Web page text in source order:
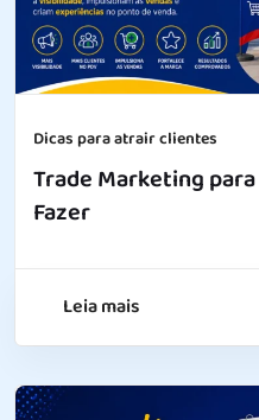
Dicas para atrair clientes
Trade Marketing
Fazer
Leia mais